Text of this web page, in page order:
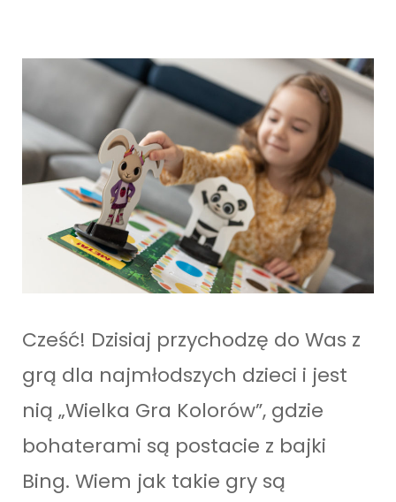
Cześć! Dzisiaj przychodzę do Was z
grą dla najmłodszych dzieci i jest
nią „Wielka Gra Kolorów”, gdzie
bohaterami są postacie z bajki
Bing. Wiem jak takie gry są